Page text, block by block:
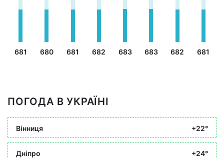
681 680 681 682 683 683 682 681
ПОГОДА В УКРАЇНІ
Вінниця +22°
Дніпро +24°